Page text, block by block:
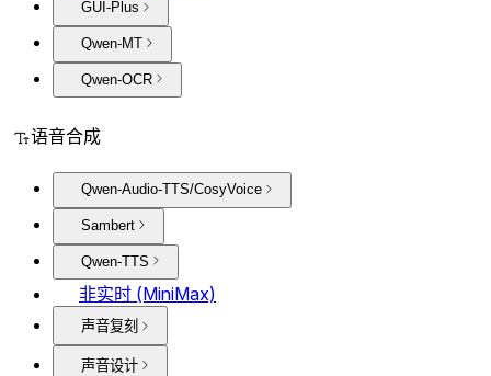
GUI-Plus
Qwen-MT
Qwen-OCR
语音合成
Qwen-Audio-TTS/CosyVoice
Sambert
Qwen-TTS
非实时 (MiniMax)
声音复刻
声音设计